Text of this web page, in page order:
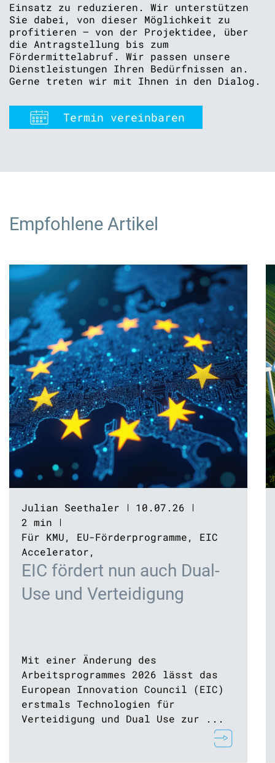
Einsatz zu reduzieren. Wir unterstützen
Sie dabei, von dieser Möglichkeit zu
profitieren – von der Projektidee, über
die Antragstellung bis zum
Fördermittelabruf. Wir passen unsere
Dienstleistungen Ihren Bedürfnissen an.
Gerne treten wir mit Ihnen in den Dialog.
Termin vereinbaren
Empfohlene Artikel
Julian Seethaler
10.07.26
2 min
Für KMU, EU-Förderprogramme, EIC
Accelerator,
EIC fördert nun auch Dual-
Use und Verteidigung
Mit einer Änderung des
Arbeitsprogrammes 2026 lässt das
European Innovation Council (EIC)
erstmals Technologien für
Verteidigung und Dual Use zur ...